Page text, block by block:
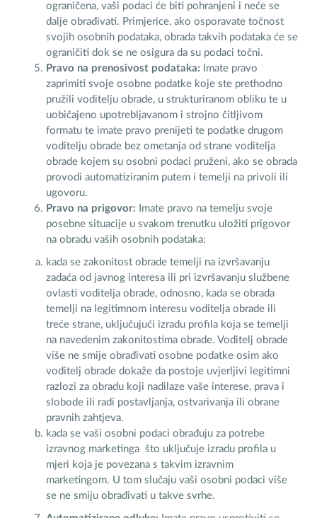
ograničena, vaši podaci će biti pohranjeni i neće se
dalje obrađivati. Primjerice, ako osporavate točnost
svojih osobnih podataka, obrada takvih podataka će se
ograničiti dok se ne osigura da su podaci točni.
Pravo na prenosivost podataka: Imate pravo
zaprimiti svoje osobne podatke koje ste prethodno
pružili voditelju obrade, u strukturiranom obliku te u
uobičajeno upotrebljavanom i strojno čitljivom
formatu te imate pravo prenijeti te podatke drugom
voditelju obrade bez ometanja od strane voditelja
obrade kojem su osobni podaci pruženi, ako se obrada
provodi automatiziranim putem i temelji na privoli ili
ugovoru.
Pravo na prigovor: Imate pravo na temelju svoje
posebne situacije u svakom trenutku uložiti prigovor
na obradu vaših osobnih podataka:
kada se zakonitost obrade temelji na izvršavanju
zadaća od javnog interesa ili pri izvršavanju službene
ovlasti voditelja obrade, odnosno, kada se obrada
temelji na legitimnom interesu voditelja obrade ili
treće strane, uključujući izradu profila koja se temelji
na navedenim zakonitostima obrade. Voditelj obrade
više ne smije obrađivati osobne podatke osim ako
voditelj obrade dokaže da postoje uvjerljivi legitimni
razlozi za obradu koji nadilaze vaše interese, prava i
slobode ili radi postavljanja, ostvarivanja ili obrane
pravnih zahtjeva.
kada se vaši osobni podaci obrađuju za potrebe
izravnog marketinga što uključuje izradu profila u
mjeri koja je povezana s takvim izravnim
marketingom. U tom slučaju vaši osobni podaci više
se ne smiju obrađivati u takve svrhe.